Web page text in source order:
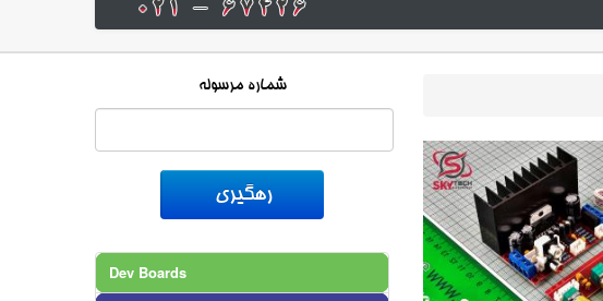
شماره مرسوله
Dev Boards